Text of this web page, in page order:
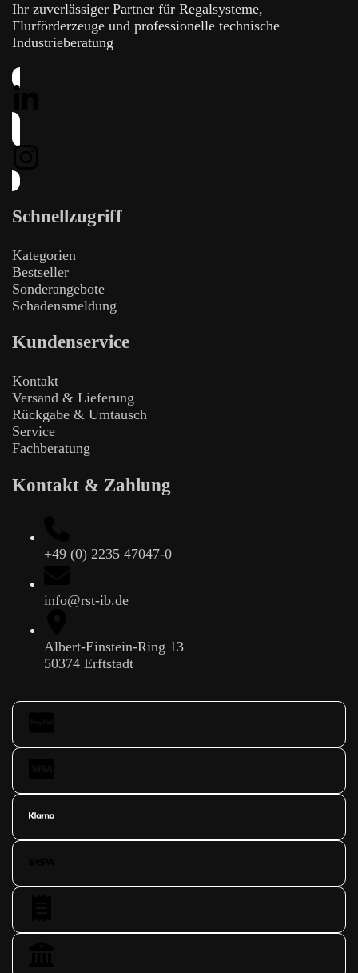
Ihr zuverlässiger Partner für Regalsysteme,
Flurförderzeuge und professionelle technische
Industrieberatung
Schnellzugriff
Kategorien
Bestseller
Sonderangebote
Schadensmeldung
Kundenservice
Kontakt
Versand & Lieferung
Rückgabe & Umtausch
Service
Fachberatung
Kontakt & Zahlung
+49 (0) 2235 47047-0
info@rst-ib.de
Albert-Einstein-Ring 13
50374 Erftstadt